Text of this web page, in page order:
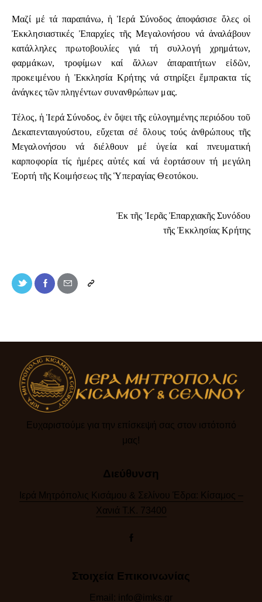
Μαζί μέ τά παραπάνω, ἡ Ἱερά Σύνοδος ἀποφάσισε ὅλες οἱ
Ἐκκλησιαστικές Ἐπαρχίες τῆς Μεγαλονήσου νά ἀναλάβουν
κατάλληλες πρωτοβουλίες γιά τή συλλογή χρημάτων,
φαρμάκων, τροφίμων καί ἄλλων ἀπαραιτήτων εἰδῶν,
προκειμένου ἡ Ἐκκλησία Κρήτης νά στηρίξει ἔμπρακτα τίς
ἀνάγκες τῶν πληγέντων συνανθρώπων μας.
Τέλος, ἡ Ἱερά Σύνοδος, ἐν ὄψει τῆς εὐλογημένης περιόδου τοῦ
Δεκαπενταυγούστου, εὔχεται σέ ὅλους τούς ἀνθρώπους τῆς
Μεγαλονήσου νά διέλθουν μέ ὑγεία καί πνευματική
καρποφορία τίς ἡμέρες αὐτές καί νά ἑορτάσουν τή μεγάλη
Ἑορτή τῆς Κοιμήσεως τῆς Ὑπεραγίας Θεοτόκου.
Ἐκ τῆς Ἱερᾶς Ἐπαρχιακῆς Συνόδου
τῆς Ἐκκλησίας Κρήτης
Ευχαριστούμε για την επίσκεψή σας στον ιστότοπό
μας!​
Διεύθυνση
Ιερά Μητρόπολις Κισάμου & Σελίνου Έδρα: Κίσαμος –
Χανιά Τ.Κ. 73400
Στοιχεία Επικοινωνίας
Email: info@imks.gr